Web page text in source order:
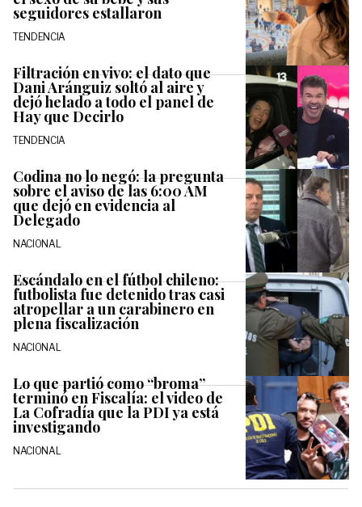
seguidores estallaron
TENDENCIA
Filtración en vivo: el dato que
Dani Aránguiz soltó al aire y
dejó helado a todo el panel de
Hay que Decirlo
TENDENCIA
Codina no lo negó: la pregunta
sobre el aviso de las 6:00 AM
que dejó en evidencia al
Delegado
NACIONAL
Escándalo en el fútbol chileno:
futbolista fue detenido tras casi
atropellar a un carabinero en
plena fiscalización
NACIONAL
Lo que partió como “broma”
terminó en Fiscalía: el video de
La Cofradía que la PDI ya está
investigando
NACIONAL